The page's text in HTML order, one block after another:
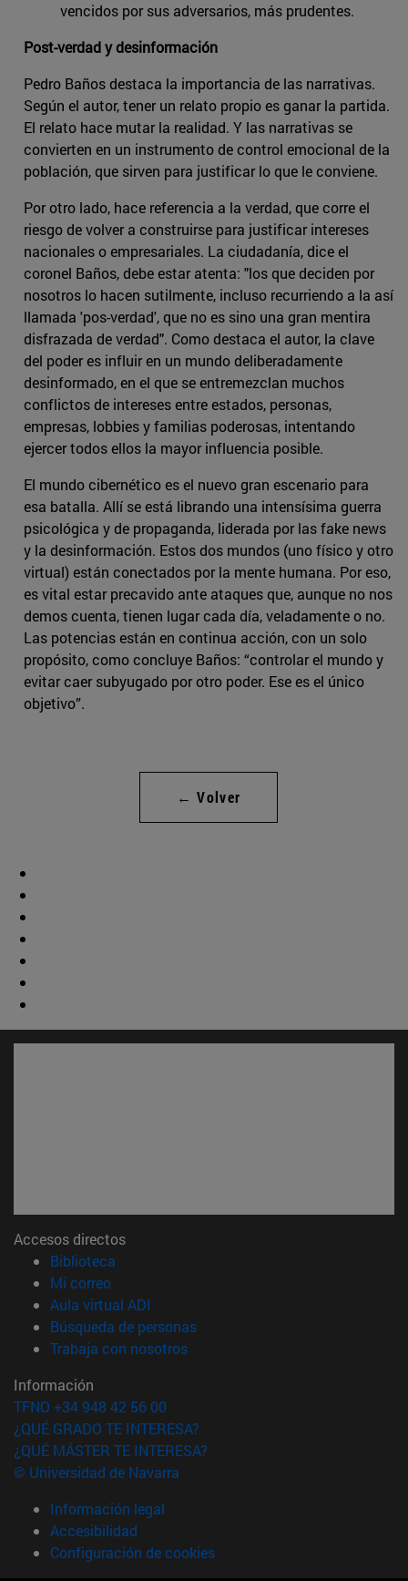
vencidos por sus adversarios, más prudentes.
Post-verdad y desinformación
Pedro Baños destaca la importancia de las narrativas.
Según el autor, tener un relato propio es ganar la partida.
El relato hace mutar la realidad. Y las narrativas se
convierten en un instrumento de control emocional de la
población, que sirven para justificar lo que le conviene.
Por otro lado, hace referencia a la verdad, que corre el
riesgo de volver a construirse para justificar intereses
nacionales o empresariales. La ciudadanía, dice el
coronel Baños, debe estar atenta: "los que deciden por
nosotros lo hacen sutilmente, incluso recurriendo a la así
llamada 'pos-verdad', que no es sino una gran mentira
disfrazada de verdad". Como destaca el autor, la clave
del poder es influir en un mundo deliberadamente
desinformado, en el que se entremezclan muchos
conflictos de intereses entre estados, personas,
empresas, lobbies y familias poderosas, intentando
ejercer todos ellos la mayor influencia posible.
El mundo cibernético es el nuevo gran escenario para
esa batalla. Allí se está librando una intensísima guerra
psicológica y de propaganda, liderada por las fake news
y la desinformación. Estos dos mundos (uno físico y otro
virtual) están conectados por la mente humana. Por eso,
es vital estar precavido ante ataques que, aunque no nos
demos cuenta, tienen lugar cada día, veladamente o no.
Las potencias están en continua acción, con un solo
propósito, como concluye Baños: “controlar el mundo y
evitar caer subyugado por otro poder. Ese es el único
objetivo”.
← Volver
Accesos directos
Biblioteca
Mi correo(abre en nueva ventana)
Aula virtual ADI
Búsqueda de personas(abre en nueva ventana)
Trabaja con nosotros(abre en nueva ventana)
Información
TFNO +34 948 42 56 00
¿QUÉ GRADO TE INTERESA?
¿QUÉ MÁSTER TE INTERESA?
© Universidad de Navarra
Información legal
Accesibilidad
Configuración de cookies